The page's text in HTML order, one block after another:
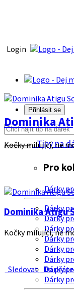
Login
Přihlásit se
Tipy na
Pro
Dárky
Dárky
Dárky
Dárky
Dárky
Dárky
Dárky
Dárky
Dárky
Dominika
Kočky milující, ne
Dominika Atigu
Kočky milující, ne
Sledovat Do